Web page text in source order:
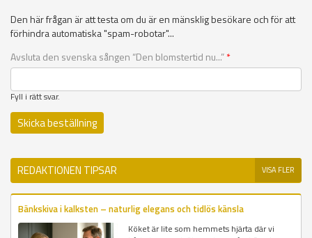
Den här frågan är att testa om du är en mänsklig besökare och för att
förhindra automatiska "spam-robotar"...
Avsluta den svenska sången “Den blomstertid nu...”*
Fyll i rätt svar.
REDAKTIONEN TIPSAR VISA FLER
Bänkskiva i kalksten – naturlig elegans och tidlös känsla
Köket är lite som hemmets hjärta där vi